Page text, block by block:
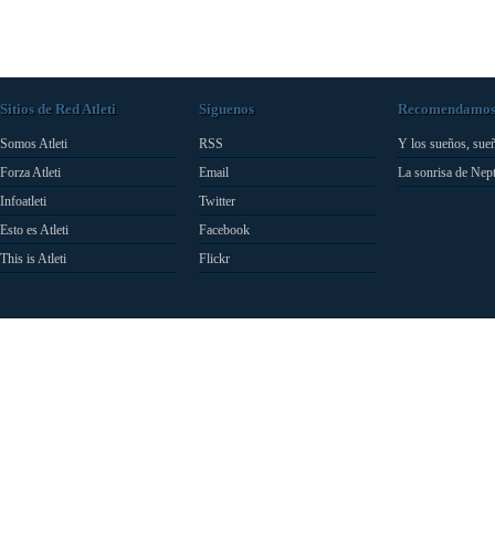
Sitios de Red Atleti
Somos Atleti
Forza Atleti
Infoatleti
Esto es Atleti
This is Atleti
Síguenos
RSS
Email
Twitter
Facebook
Flickr
Recomendamos
Y los sueños,
La sonrisa de